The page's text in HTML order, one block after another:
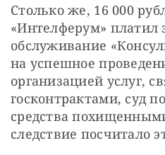
Столько же, 16 000
«Интелферум» платил
обслуживание
на успешное
организацией услуг,
госконтрактами, суд
средства
следствие посчитало